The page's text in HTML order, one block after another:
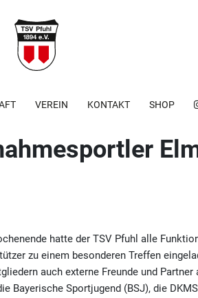
VEREIN KONTAKT SHOP
hatte der TSV Pfuhl alle
zu einem besonderen Treffen
auch externe Freunde und
Bayerische Sportjugend (BSJ), die